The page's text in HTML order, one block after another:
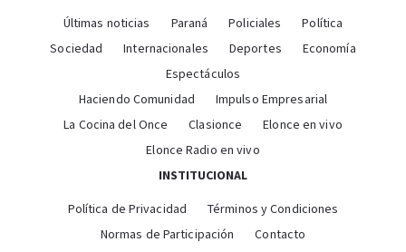
Últimas noticias Paraná Policiales
Política
Sociedad
Internacionales Deportes
Economía
Espectáculos
Haciendo Comunidad
Impulso Empresarial
La Cocina del Once
Clasionce
Elonce en vivo
Elonce Radio en vivo
INSTITUCIONAL
Política de Privacidad
Términos y Condiciones
Normas de Participación
Contacto